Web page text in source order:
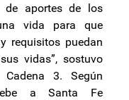
de aportes de los
vida para que
requisitos puedan
vidas”, sostuvo
3. Según
a Santa Fe